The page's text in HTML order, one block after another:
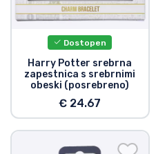
Dostopen
Harry Potter srebrna
zapestnica s srebrnimi
obeski (posrebreno)
€ 24.67
Vrste izdelkov
Blagovne znamke